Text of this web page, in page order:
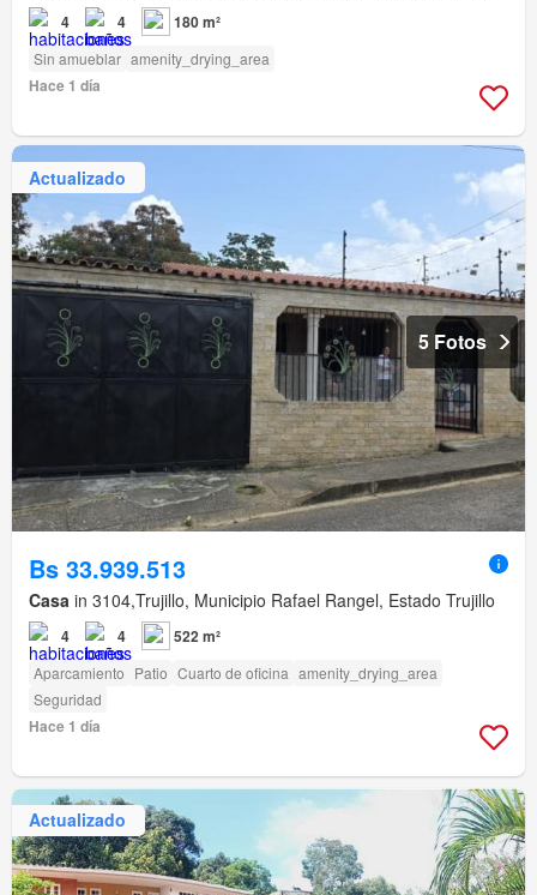
4 4 180 m²
Sin amueblar amenity_drying_area
Hace 1 día
Actualizado
5 Fotos
Bs 33.939.513
Casa in 3104,Trujillo, Municipio Rafael Rangel, Estado Trujillo
4 4 522 m²
Aparcamiento Patio Cuarto de oficina amenity_drying_area
Seguridad
Hace 1 día
Actualizado